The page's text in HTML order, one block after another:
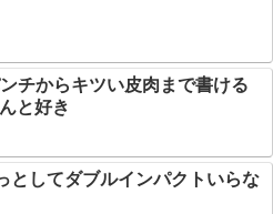
チからキツい皮肉まで書ける
と好き
としてダブルインパクトいらな